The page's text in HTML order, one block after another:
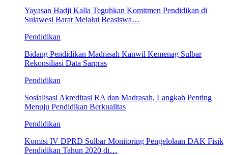
Yayasan Hadji Kalla Teguhkan Komitmen Pendidikan di
Sulawesi Barat Melalui Beasiswa…
Pendidikan
Bidang Pendidikan Madrasah Kanwil Kemenag Sulbar
Rekonsiliasi Data Sarpras
Pendidikan
Sosialisasi Akreditasi RA dan Madrasah, Langkah Penting
Menuju Pendidikan Berkualitas
Pendidikan
Komisi IV DPRD Sulbar Monitoring Pengelolaan DAK Fisik
Pendidikan Tahun 2020 di…